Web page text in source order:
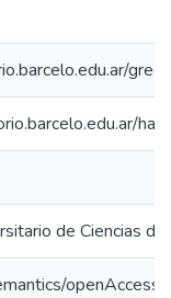
de Ciencias
openAccess